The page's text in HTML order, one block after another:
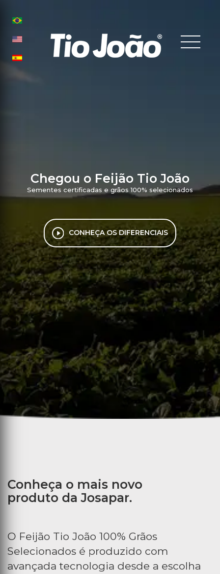
Chegou o Feijão Tio João
Sementes certificadas e grãos 100% selecionados
CONHEÇA OS DIFERENCIAIS
Conheça o mais novo
produto da Josapar.
O Feijão Tio João 100% Grãos
Selecionados é produzido com
avançada tecnologia desde a escolha